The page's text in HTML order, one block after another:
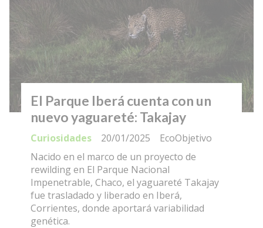
El Parque Iberá cuenta con un
nuevo yaguareté: Takajay
EcoObjetivo
Curiosidades
20/01/2025
Nacido en el marco de un proyecto de
rewilding en El Parque Nacional
Impenetrable, Chaco, el yaguareté Takajay
fue trasladado y liberado en Iberá,
Corrientes, donde aportará variabilidad
genética.